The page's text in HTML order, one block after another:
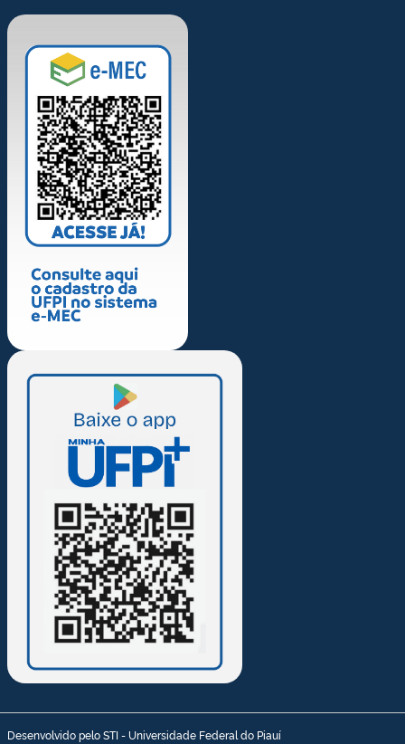
Desenvolvido pelo STI - Universidade Federal do Piauí